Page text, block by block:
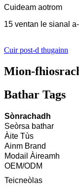
Cuideam aotrom
15 ventan le sianal
Cuir post-d thugainn
Mion-
Bathar Tags
Sònrachadh
Seòrsa bathar
Àite Tùs
Ainm Brand
Modail Àireamh
OEM/ODM
Teicneòlas